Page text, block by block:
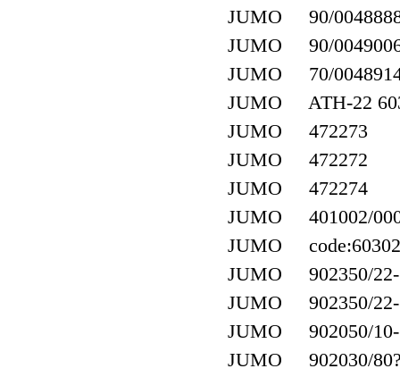
JUMO 90/
JUMO 90/
JUMO 70/
JUMO ATH-22
JUMO 472273
JUMO 472272
JUMO 472274
JUMO 401002/
JUMO
JUMO 902350/22-
JUMO 902350/22-
JUMO 902050/10-
JUMO 902030/